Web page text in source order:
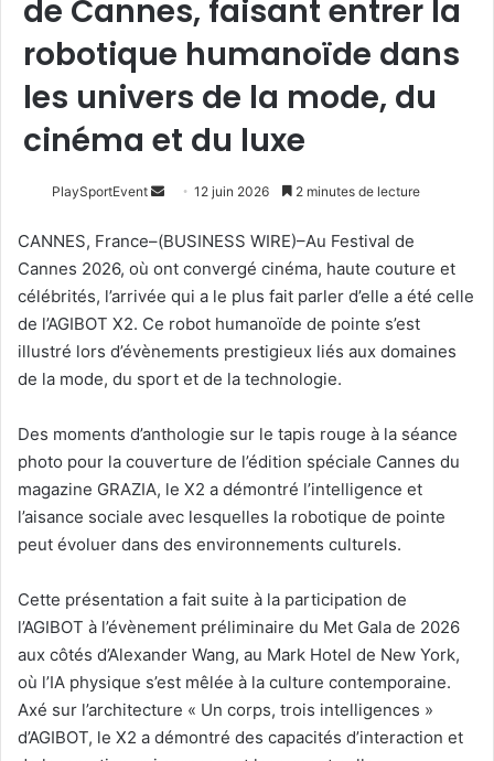
de Cannes, faisant entrer la
robotique humanoïde dans
les univers de la mode, du
cinéma et du luxe
PlaySportEvent
Envoyer
courriel
12 juin 2026 2 minutes de lecture
CANNES, France–(BUSINESS WIRE)–Au Festival de
Cannes 2026, où ont convergé cinéma, haute couture et
célébrités, l’arrivée qui a le plus fait parler d’elle a été celle
de l’AGIBOT X2. Ce robot humanoïde de pointe s’est
illustré lors d’évènements prestigieux liés aux domaines
de la mode, du sport et de la technologie.
Des moments d’anthologie sur le tapis rouge à la séance
photo pour la couverture de l’édition spéciale Cannes du
magazine GRAZIA, le X2 a démontré l’intelligence et
l’aisance sociale avec lesquelles la robotique de pointe
peut évoluer dans des environnements culturels.
Cette présentation a fait suite à la participation de
l’AGIBOT à l’évènement préliminaire du Met Gala de 2026
aux côtés d’Alexander Wang, au Mark Hotel de New York,
où l’IA physique s’est mêlée à la culture contemporaine.
Axé sur l’architecture « Un corps, trois intelligences »
d’AGIBOT, le X2 a démontré des capacités d’interaction et